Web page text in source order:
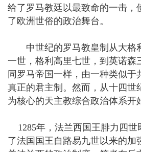
给了罗马教廷以最致命的一击，
了欧洲世俗的政治舞台。
中世纪的罗马教皇制从大格
一世，格利高里七世，到英诺森
同罗马帝国一样，由一种类似于
真正的君主制。然而，从十四世
为核心的天主教综合政治体系开
1285年，法兰西国王腓力四世
了法国国王自路易九世以来的加